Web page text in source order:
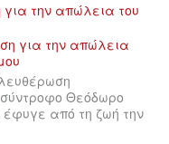
την απώλεια του
Θεόδωρο
από τη ζωή την